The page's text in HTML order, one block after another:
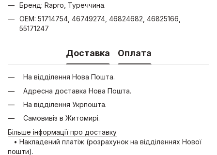
Бренд: Rapro, Туреччина.
OEM: 51714754, 46749274, 46824682, 46825166,
55171247
Доставка Оплата
На відділення Нова Пошта.
Адресна доставка Нова Пошта.
На відділення Укрпошта.
Самовивіз в Житомирі.
Більше інформації про доставку
• Накладений платіж (розрахунок на відділеннях Нової
пошти).